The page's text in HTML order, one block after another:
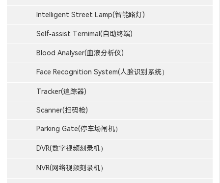
Intelligent Street Lamp(智能路灯)
Self-assist Ternimal(自助终端)
Blood Analyser(血液分析仪)
Face Recognition System(人脸识别系统）
Tracker(追踪器)
Scanner(扫码枪)
Parking Gate(停车场闸机）
DVR(数字视频刻录机）
NVR(网络视频刻录机）